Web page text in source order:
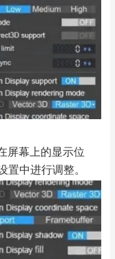
屏幕上的显示位
中进行调整。